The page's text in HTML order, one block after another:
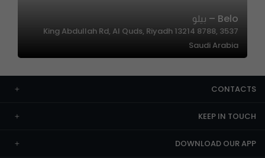
Belo – بيلو
3537 King Abdullah Rd, Al Quds, Riyadh 13214 8788,
Saudi Arabia
CONTACTS
KEEP IN TOUCH
DOWNLOAD OUR APP